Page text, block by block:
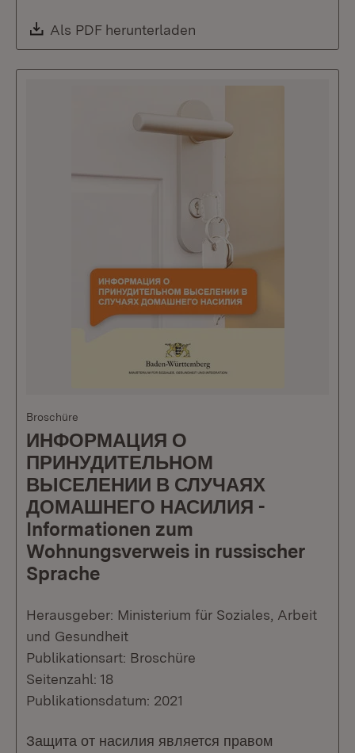
Download:
Als PDF herunterladen
Broschüre
ИНФОРМАЦИЯ О
ПРИНУДИТЕЛЬНОМ
ВЫСЕЛЕНИИ В СЛУЧАЯХ
ДОМАШНЕГО НАСИЛИЯ -
Informationen zum
Wohnungsverweis in russischer
Sprache
Herausgeber: Ministerium für Soziales, Arbeit
und Gesundheit
Publikationsart: Broschüre
Seitenzahl: 18
Publikationsdatum: 2021
Защита от насилия является правом